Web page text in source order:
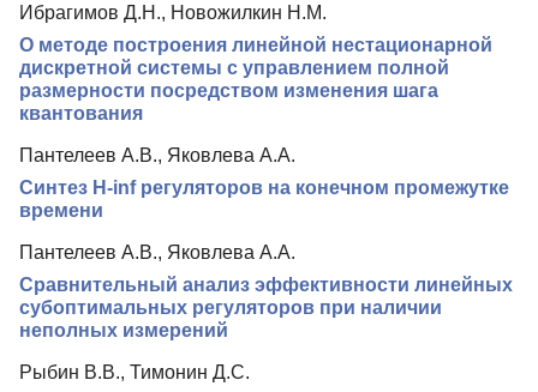
Ибрагимов Д.Н., Новожилкин Н.М.
О методе построения линейной нестационарной
дискретной системы с управлением полной
размерности посредством изменения шага
квантования
Пантелеев А.В., Яковлева А.А.
Синтез H-inf регуляторов на конечном промежутке
времени
Пантелеев А.В., Яковлева А.А.
Сравнительный анализ эффективности линейных
субоптимальных регуляторов при наличии
неполных измерений
Рыбин В.В., Тимонин Д.С.